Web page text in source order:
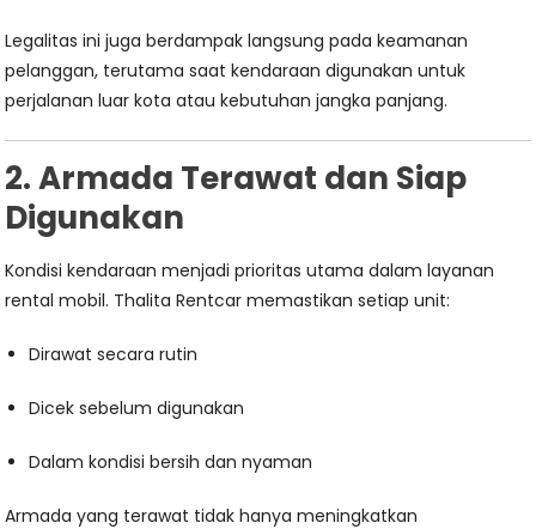
Legalitas ini juga berdampak langsung pada keamanan
pelanggan, terutama saat kendaraan digunakan untuk
perjalanan luar kota atau kebutuhan jangka panjang.
2. Armada Terawat dan Siap
Digunakan
Kondisi kendaraan menjadi prioritas utama dalam layanan
rental mobil. Thalita Rentcar memastikan setiap unit:
Dirawat secara rutin
Dicek sebelum digunakan
Dalam kondisi bersih dan nyaman
Armada yang terawat tidak hanya meningkatkan